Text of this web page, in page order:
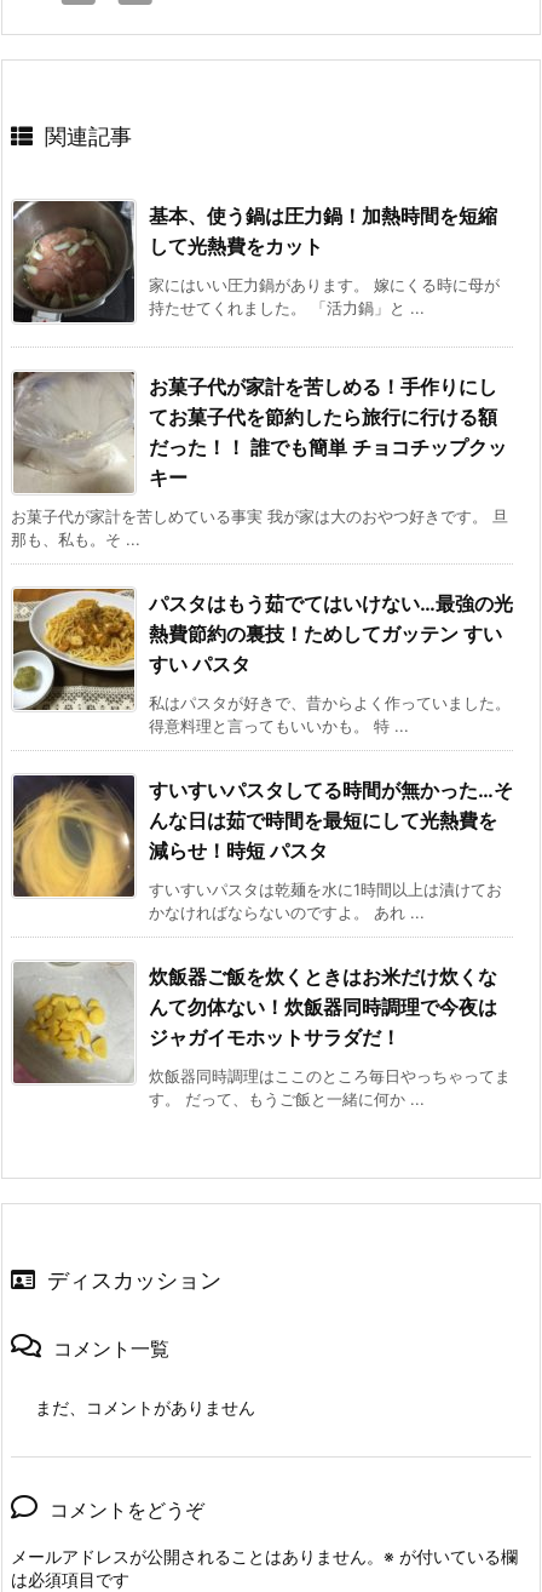
関連記事
基本、使う鍋は圧力鍋！加熱時間を短縮
して光熱費をカット
家にはいい圧力鍋があります。 嫁にくる時に母が
持たせてくれました。 「活力鍋」と ...
お菓子代が家計を苦しめる！手作りにし
てお菓子代を節約したら旅行に行ける額
だった！！ 誰でも簡単 チョコチップクッ
キー
お菓子代が家計を苦しめている事実 我が家は大のおやつ好きです。 旦
那も、私も。そ ...
パスタはもう茹でてはいけない…最強の光
熱費節約の裏技！ためしてガッテン すい
すい パスタ
私はパスタが好きで、昔からよく作っていました。
得意料理と言ってもいいかも。 特 ...
すいすいパスタしてる時間が無かった…そ
んな日は茹で時間を最短にして光熱費を
減らせ！時短 パスタ
すいすいパスタは乾麺を水に1時間以上は漬けてお
かなければならないのですよ。 あれ ...
炊飯器ご飯を炊くときはお米だけ炊くな
んて勿体ない！炊飯器同時調理で今夜は
ジャガイモホットサラダだ！
炊飯器同時調理はここのところ毎日やっちゃってま
す。 だって、もうご飯と一緒に何か ...
ディスカッション
コメント一覧
まだ、コメントがありません
コメントをどうぞ
メールアドレスが公開されることはありません。 ※ が付いている欄
は必須項目です